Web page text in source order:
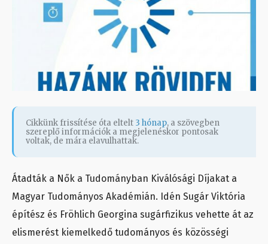
Cikkünk frissítése óta eltelt 3 hónap, a szövegben
szereplő információk a megjelenéskor pontosak
voltak, de mára elavulhattak.
Átadták a Nők a Tudományban Kiválósági Díjakat a
Magyar Tudományos Akadémián. Idén Sugár Viktória
építész és Fröhlich Georgina sugárfizikus vehette át az
elismerést kiemelkedő tudományos és közösségi